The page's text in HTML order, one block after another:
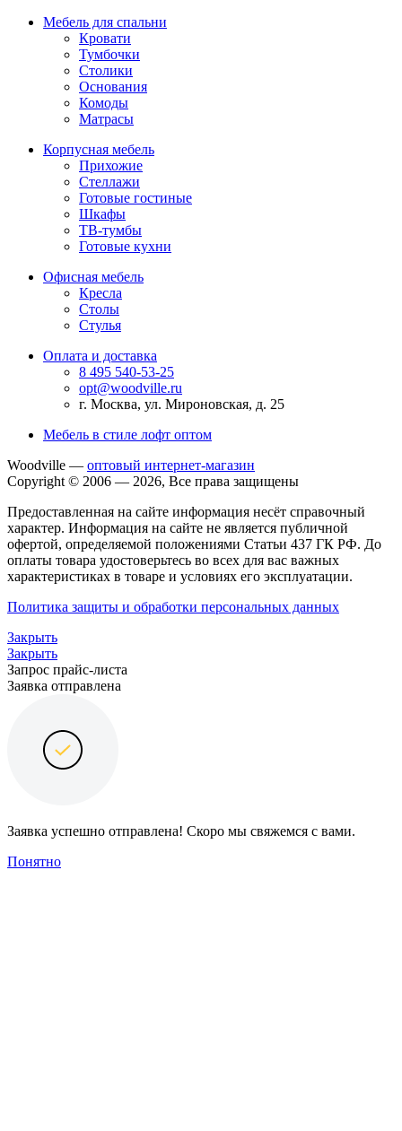
Мебель для спальни
Кровати
Тумбочки
Столики
Основания
Комоды
Матрасы
Корпусная мебель
Прихожие
Стеллажи
Готовые гостиные
Шкафы
ТВ-тумбы
Готовые кухни
Офисная мебель
Кресла
Столы
Стулья
Оплата и доставка
8 495 540-53-25
opt@woodville.ru
г. Москва, ул. Мироновская, д. 25
Мебель в стиле лофт оптом
Woodville — оптовый интернет-магазин
Copyright © 2006 — 2026, Все права защищены
Предоставленная на сайте информация несёт справочный
характер. Информация на сайте не является публичной
офертой, определяемой положениями Статьи 437 ГК РФ. До
оплаты товара удостоверьтесь во всех для вас важных
характеристиках в товаре и условиях его эксплуатации.
Политика защиты и обработки персональных данных
Закрыть
Закрыть
Запрос прайс-листа
Заявка отправлена
Заявка успешно отправлена! Скоро мы свяжемся с вами.
Понятно